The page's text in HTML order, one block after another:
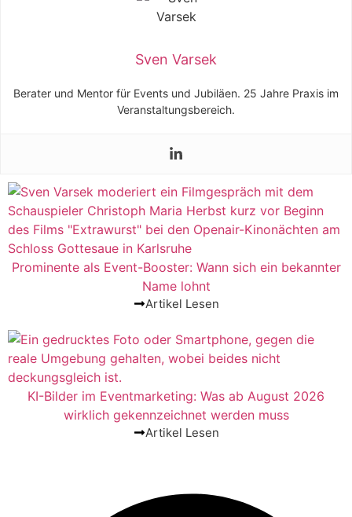
Sven Varsek
Berater und Mentor für Events und Jubiläen. 25 Jahre Praxis im
Veranstaltungsbereich.
Prominente als Event-Booster: Wann sich ein bekannter
Name lohnt
Artikel Lesen
KI-Bilder im Eventmarketing: Was ab August 2026
wirklich gekennzeichnet werden muss
Artikel Lesen